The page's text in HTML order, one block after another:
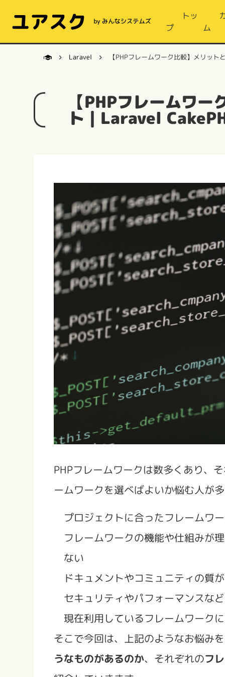
トッ
プ
ム
Laravel 【PHPフレームワーク比較】メリッ
【PHPフレームワ
ト｜Laravel
PHPフレームワークは数多くあり、
ームワークを選べばよいか悩む人が
プロジェクトに合ったフレームワ
フレームワークの機能や仕組みが
ない
ドキュメントやコミュニティの質
セキュリティやパフォーマンスな
現在利用しているフレームワーク
そこで今回は、上記のようなお悩み
うなものがあるのか、それぞれのフ